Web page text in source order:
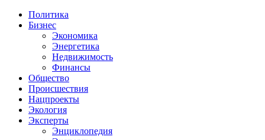
Политика
Бизнес
Экономика
Энергетика
Недвижимость
Финансы
Общество
Происшествия
Нацпроекты
Экология
Эксперты
Энциклопедия